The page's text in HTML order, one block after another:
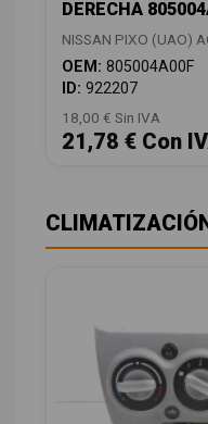
DERECHA
NISSAN PIXO (UAO)
OEM: 805004A00F
ID: 922207
18,00 € Sin IVA
21,78 € Con